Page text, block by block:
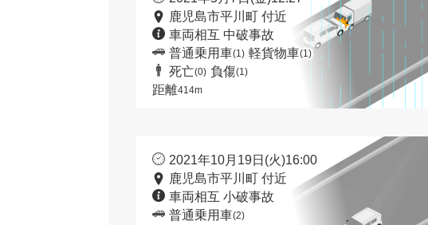
鹿児島市平川町 付近
車両相互 中破事故
普通乗用車(1) 軽貨物車(1)
死亡(0) 負傷(1)
距離414m
2021年10月19日(火)16:00
鹿児島市平川町 付近
車両相互 小破事故
普通乗用車(2)